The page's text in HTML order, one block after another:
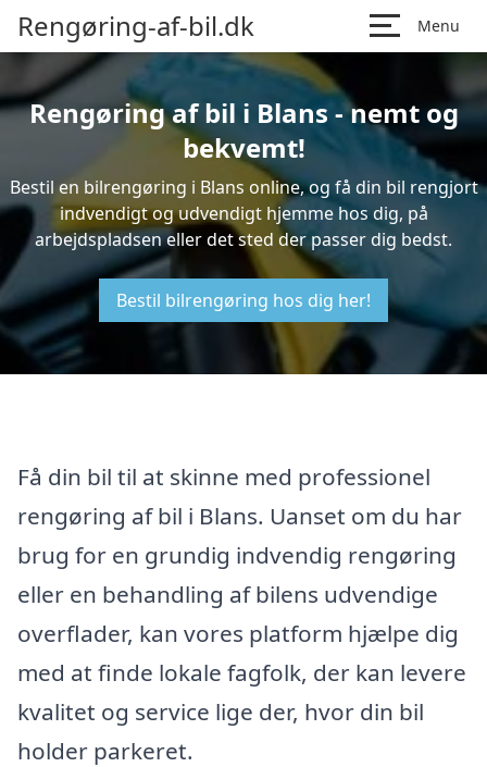
Rengøring-af-bil.dk Menu
Rengøring af bil i Blans - nemt og
bekvemt!
Bestil en bilrengøring i Blans online, og få din bil rengjort
indvendigt og udvendigt hjemme hos dig, på
arbejdspladsen eller det sted der passer dig bedst.
Bestil bilrengøring hos dig her!
Få din bil til at skinne med professionel
rengøring af bil i Blans. Uanset om du har
brug for en grundig indvendig rengøring
eller en behandling af bilens udvendige
overflader, kan vores platform hjælpe dig
med at finde lokale fagfolk, der kan levere
kvalitet og service lige der, hvor din bil
holder parkeret.